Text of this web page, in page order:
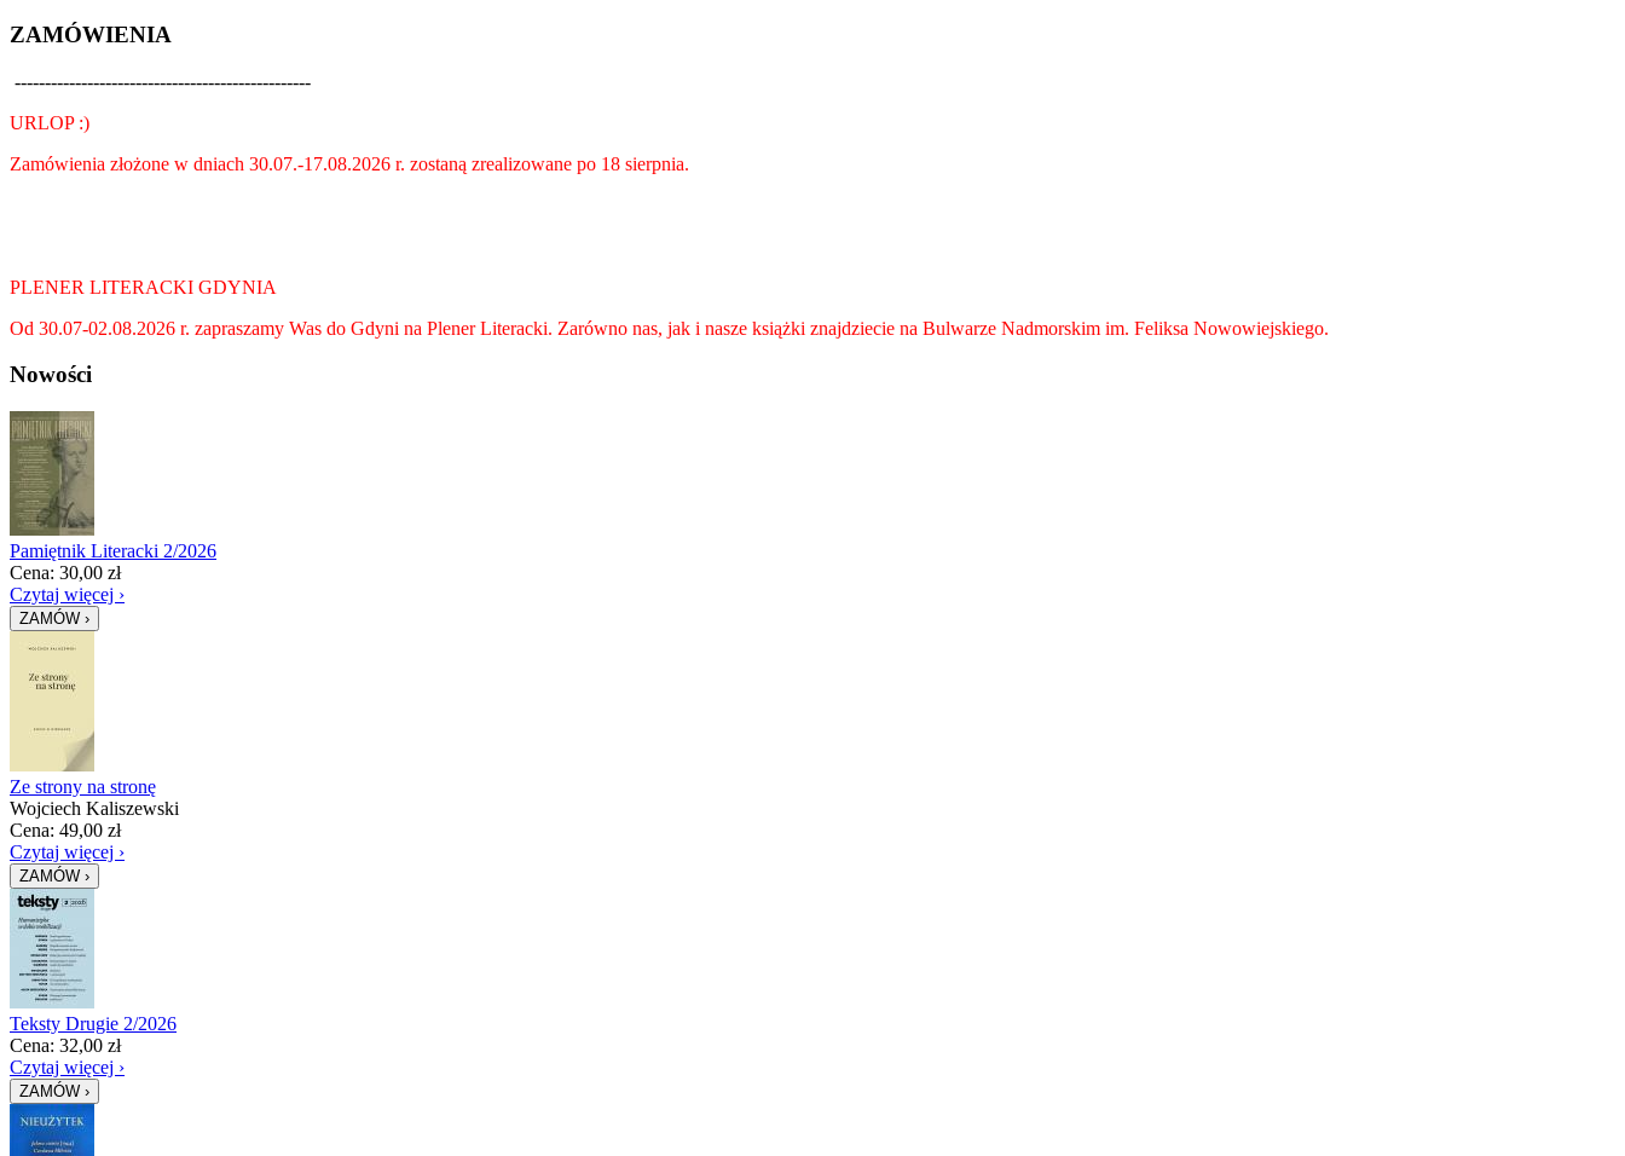
ZAMÓWIENIA
-------------------------------------------------
URLOP :)
Zamówienia złożone w dniach 30.07.-17.08.2026 r. zostaną zrealizowane po 18 sierpnia.
PLENER LITERACKI GDYNIA
Od 30.07-02.08.2026 r. zapraszamy Was do Gdyni na Plener Literacki. Zarówno nas, jak i nasze książki znajdziecie na Bulwarze Nadmorskim im. Feliksa Nowowiejskiego.
Nowości
Pamiętnik Literacki 2/2026
Cena: 30,00 zł
Czytaj więcej ›
Ze strony na stronę
Wojciech Kaliszewski
Cena: 49,00 zł
Czytaj więcej ›
Teksty Drugie 2/2026
Cena: 32,00 zł
Czytaj więcej ›